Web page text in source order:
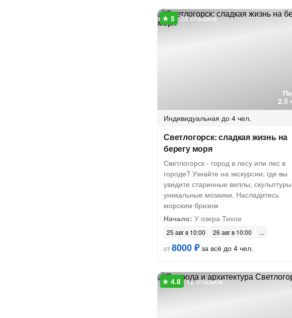
2.5
28 отзывов
Индивидуальная до 4 чел.
Светлогорск: сладкая жизнь на
берегу моря
Светлогорск - город в лесу или лес в
городе? Узнайте на экскурсии, где вы
увидите старинные виллы,
уникальные мозаики. Насладитесь
морским бризом
Начало: У озера Тихое
25 авг в 10:00
26 авг в 10:00
от8000 ₽за всё до 4 чел.
12 отзывов